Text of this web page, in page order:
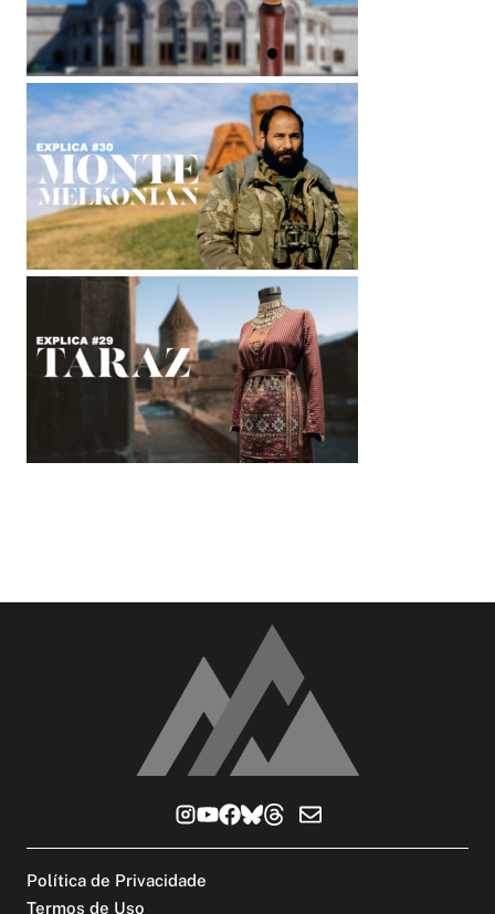
Política de Privacidade
Termos de Uso